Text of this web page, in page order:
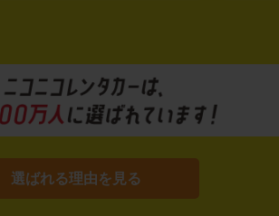
選ばれる理由を見る